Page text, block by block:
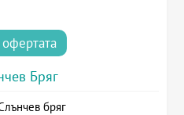
Бряг
бряг